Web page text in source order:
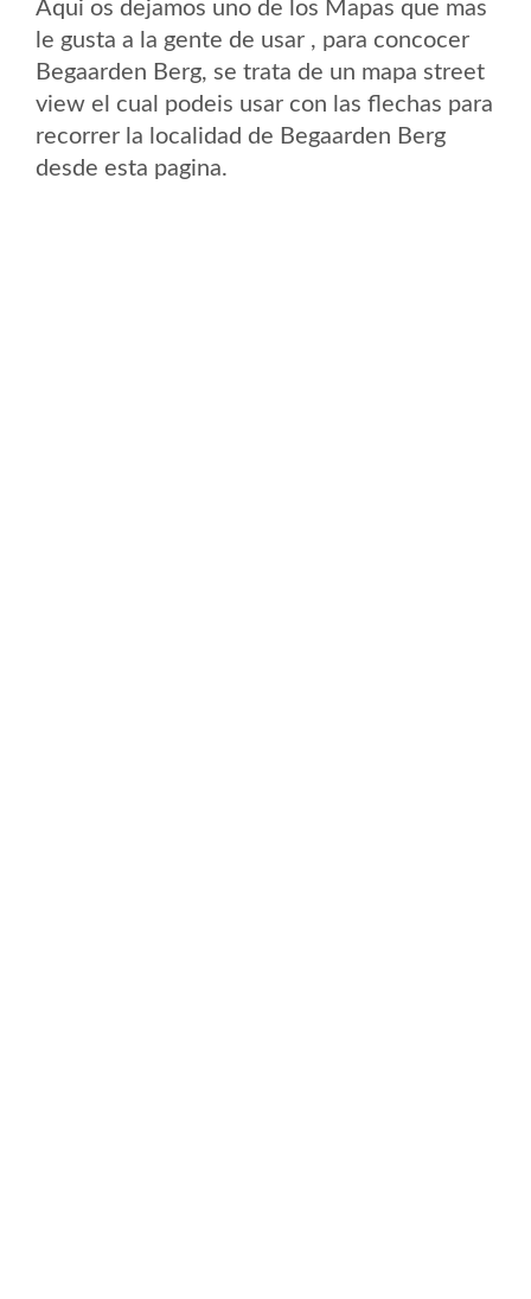
Aqui os dejamos uno de los Mapas que mas
le gusta a la gente de usar , para concocer
Begaarden Berg, se trata de un mapa street
view el cual podeis usar con las flechas para
recorrer la localidad de Begaarden Berg
desde esta pagina.